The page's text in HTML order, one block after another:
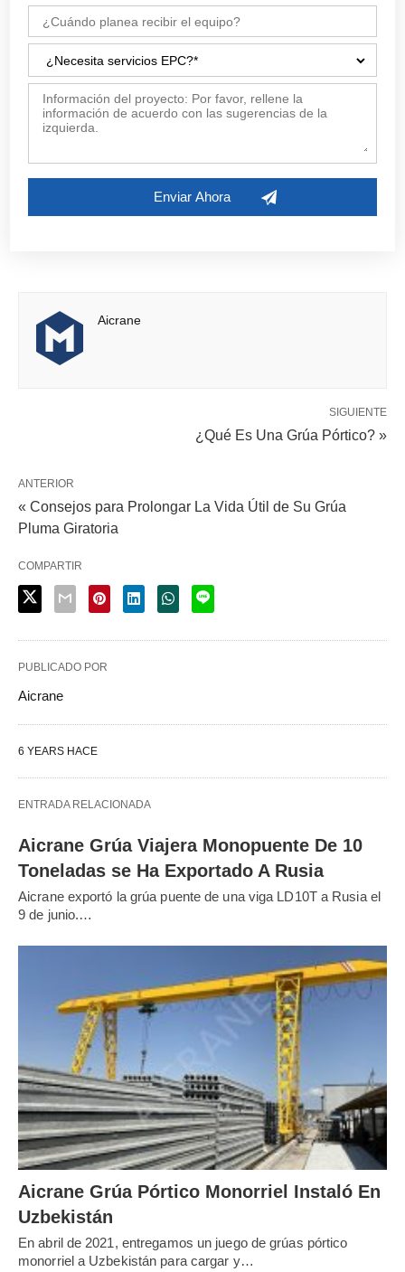
5. Servicios EPC: (incluyendo planificación de parques
industriales, construcción de fábricas con estructura de
acero y obras de ingeniería complementarias)
Aicrane
SIGUIENTE
¿Qué Es Una Grúa Pórtico? »
ANTERIOR
« Consejos para Prolongar La Vida Útil de Su Grúa
Pluma Giratoria
COMPARTIR
PUBLICADO POR
Aicrane
6 YEARS HACE
ENTRADA RELACIONADA
Aicrane Grúa Viajera Monopuente De 10
Toneladas se Ha Exportado A Rusia
Aicrane exportó la grúa puente de una viga LD10T a Rusia el
9 de junio.…
Aicrane Grúa Pórtico Monorriel Instaló En
Uzbekistán
En abril de 2021, entregamos un juego de grúas pórtico
monorriel a Uzbekistán para cargar y…